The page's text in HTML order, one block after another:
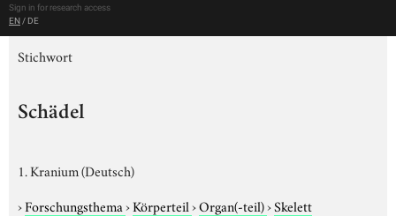
Sign in for research access
EN / DE
Stichwort
Schädel
1. Kranium (Deutsch)
›Forschungsthema›Körperteil›Organ(-teil)›Skelett